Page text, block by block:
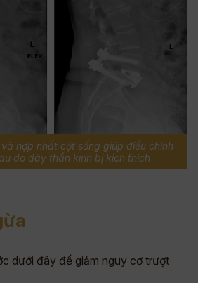
hợp nhất cột sống giúp điều chỉnh
do dây thần kinh bị kích thích
dưới đây để giảm nguy cơ trượt